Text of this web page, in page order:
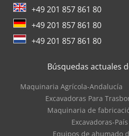
+49 201 857 861 80
+49 201 857 861 80
+49 201 857 861 80
Búsquedas actuales
Maquinaria Agrícola-Andalucía
Excavadoras Para
Maquinaria de
Excavadoras-
Equipos de ahumado